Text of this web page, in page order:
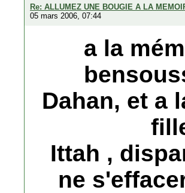
Re: ALLUMEZ UNE BOUGIE A LA
05 mars 2006, 07:44
a la
Dahan, et a
Ittah ,
ne